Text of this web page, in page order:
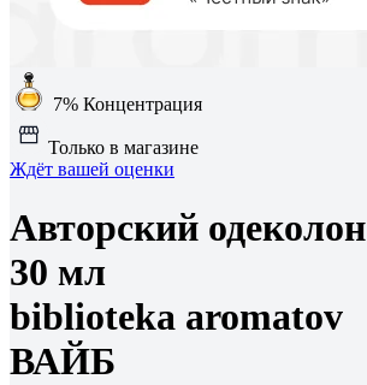
7% Концентрация
Только в магазине
Ждёт вашей оценки
Авторский одеколон
30 мл
biblioteka aromatov
ВАЙБ